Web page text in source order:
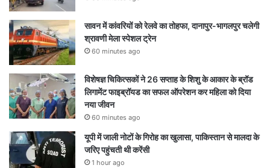
सावन में कांवरियों को रेलवे का तोहफा, दानापुर-भागलपुर चलेगी
श्रावणी मेला स्पेशल ट्रेन
60 minutes ago
विशेषज्ञ चिकित्सकों ने 26 सप्ताह के शिशु के आकार के ब्रॉड
लिगामेंट फाइब्रॉयड का सफल ऑपरेशन कर महिला को दिया
नया जीवन
60 minutes ago
यूपी में जाली नोटों के गिरोह का खुलासा, पाकिस्तान से मालदा के
जरिए पहुंचती थी करेंसी
1 hour ago